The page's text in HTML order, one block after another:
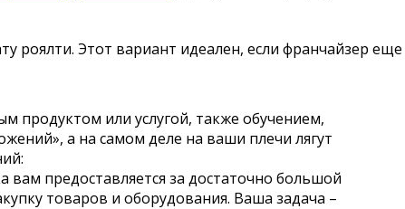
Этот вариант идеален, если франчайзер еще
продуктом или услугой, также обучением,
а на самом деле на ваши плечи лягут
предоставляется за достаточно большой
товаров и оборудования. Ваша задача –